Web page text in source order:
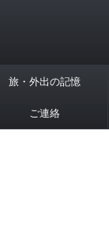
旅・外出の記憶
ご連絡